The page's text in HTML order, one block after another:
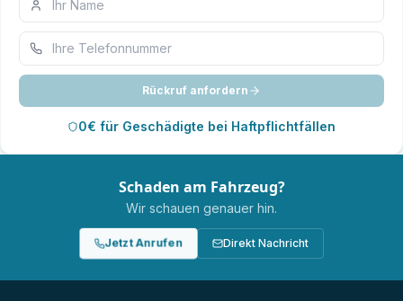
Rückruf anfordern
0€ für Geschädigte bei Haftpflichtfällen
Schaden am Fahrzeug?
Wir schauen genauer hin.
Jetzt Anrufen Direkt Nachricht